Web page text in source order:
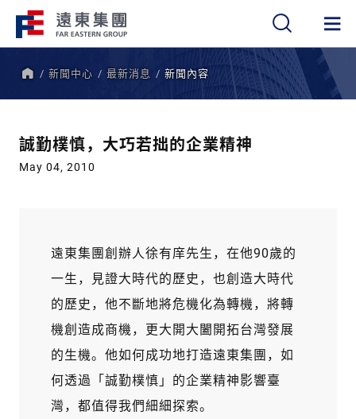
新聞中心 最新消息 新聞內容
誠勤樸慎，大巧若拙的企業精神
May 04, 2010
遠東集團創辦人徐有庠先生，在他90歲的
一生，見證大時代的歷史，也創造大時代
的歷史，他不斷地將危機化為轉機，將轉
機創造成商機，更大開大闔開拓台灣發展
的生機。他如何成功地打造遠東集團，如
何透過「誠勤樸慎」的企業精神影響臺
灣，都值得我們細細探索。